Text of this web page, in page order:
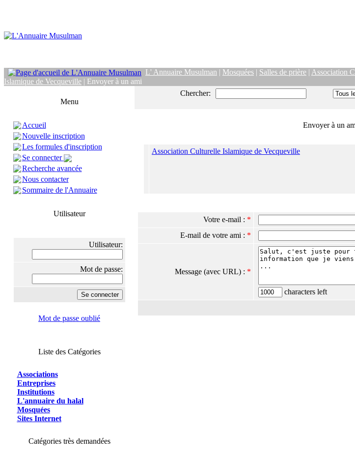
L' Annuaire Musulman | Mosquées | Salles de prière | Association
Islamique de Vecqueville | Envoyer à un ami
Menu
Accueil
Nouvelle inscription
Les formules d'inscription
Se connecter
Recherche avancée
Nous contacter
Sommaire de l'Annuaire
Utilisateur
Utilisateur:
Mot de passe:
Mot de passe oublié
Liste des Catégories
Associations
Entreprises
Institutions
L'annuaire du halal
Mosquées
Sites Internet
Catégories très demandées
Chercher:
Envoyer à un
Association Culturelle Islamique de Vecqueville
Votre e-mail : *
E-mail de votre ami : *
Message (avec URL) : *
characters left